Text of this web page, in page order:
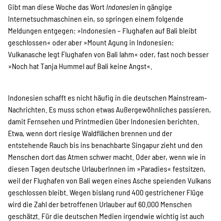
Kampagne
Stellenangebote
Werde Mitglied
Newsletter abonnieren
SPENDEN
Gibt man diese Woche das Wort Indonesien in gängige
Internetsuchmaschinen ein, so springen einem folgende
Meldungen entgegen: »Indonesien – Flughafen auf Bali bleibt
geschlossen« oder aber »Mount Agung in Indonesien:
Vulkanasche legt Flughafen von Bali lahm« oder, fast noch besser
»Noch hat Tanja Hummel auf Bali keine Angst«.
Indonesien schafft es nicht häufig in die deutschen Mainstream-
Nachrichten. Es muss schon etwas Außergewöhnliches passieren,
damit Fernsehen und Printmedien über Indonesien berichten.
Etwa, wenn dort riesige Waldflächen brennen und der
entstehende Rauch bis ins benachbarte Singapur zieht und den
Menschen dort das Atmen schwer macht. Oder aber, wenn wie in
diesen Tagen deutsche UrlauberInnen im »Paradies« festsitzen,
weil der Flughafen von Bali wegen eines Asche speienden Vulkans
geschlossen bleibt. Wegen bislang rund 400 gestrichener Flüge
wird die Zahl der betroffenen Urlauber auf 60.000 Menschen
geschätzt. Für die deutschen Medien irgendwie wichtig ist auch